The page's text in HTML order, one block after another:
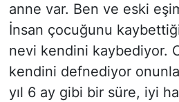
anne var. Ben ve eski
İnsan çocuğunu
nevi kendini kaybediyor.
kendini defnediyor
yıl 6 ay gibi bir süre, iyi